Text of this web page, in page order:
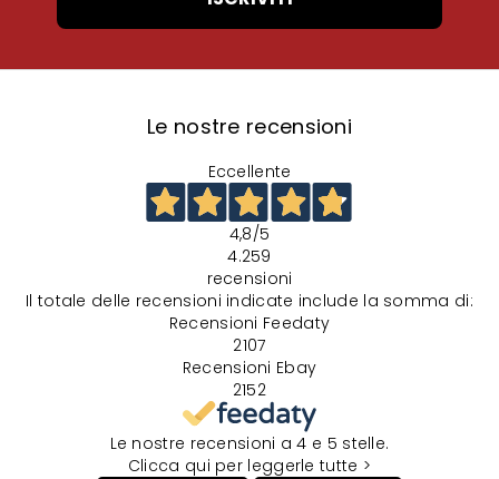
Le nostre recensioni
Eccellente
4,8/5
4.259
recensioni
Il totale delle recensioni indicate include la somma di:
Recensioni Feedaty
2107
Recensioni Ebay
2152
Le nostre recensioni a 4 e 5 stelle.
Clicca qui per leggerle tutte >